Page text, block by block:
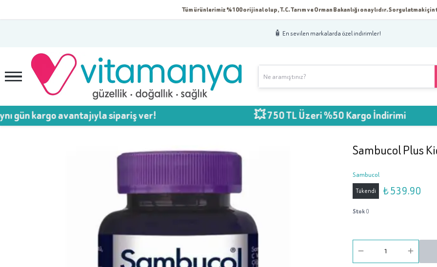
Tüm ürünlerimiz %100 orijinal olup, T.C. Tarım ve Orman Bakanlığı onaylıdır. Sorgulatmak için
🧴 En sevilen markalarda özel indirimler!
avantajıyla sipariş ver! 💥 750 TL Üzeri %50 Kargo İndirimi
Sambucol Plus
Sambucol
Tükendi ₺ 539.90
Stok0